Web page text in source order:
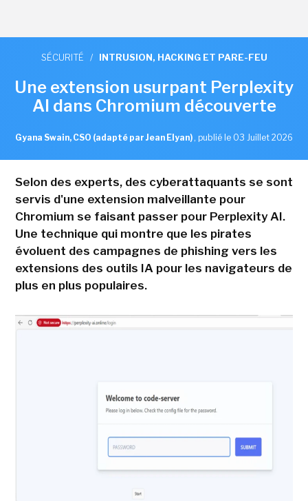
SÉCURITÉ / INTRUSION, HACKING ET PARE-FEU
Une extension usurpant Perplexity
AI dans Chromium découverte
Gyana Swain, CSO (adapté par Jean Elyan) , publié le 03 Juillet 2026
Selon des experts, des cyberattaquants se sont
servis d'une extension malveillante pour
Chromium se faisant passer pour Perplexity AI.
Une technique qui montre que les pirates
évoluent des campagnes de phishing vers les
extensions des outils IA pour les navigateurs de
plus en plus populaires.